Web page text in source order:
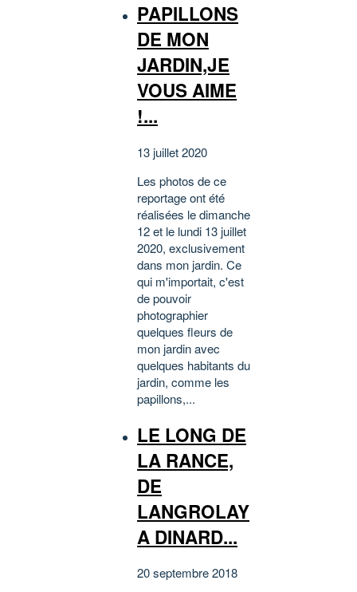
PAPILLONS
DE MON
JARDIN,JE
VOUS AIME
!...
13 juillet 2020
Les photos de ce
reportage ont été
réalisées le dimanche
12 et le lundi 13 juillet
2020, exclusivement
dans mon jardin. Ce
qui m'importait, c'est
de pouvoir
photographier
quelques fleurs de
mon jardin avec
quelques habitants du
jardin, comme les
papillons,...
LE LONG DE
LA RANCE,
DE
LANGROLAY
A DINARD...
20 septembre 2018